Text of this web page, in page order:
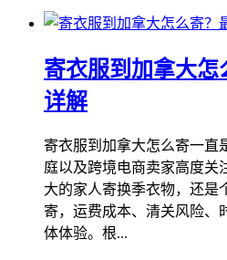
寄衣服到加拿大
详解
寄衣服到加拿大怎么寄一直
庭以及跨境电商卖家高度关
大的家人寄换季衣物，还是
寄，运费成本、清关风险、
体体验。根...